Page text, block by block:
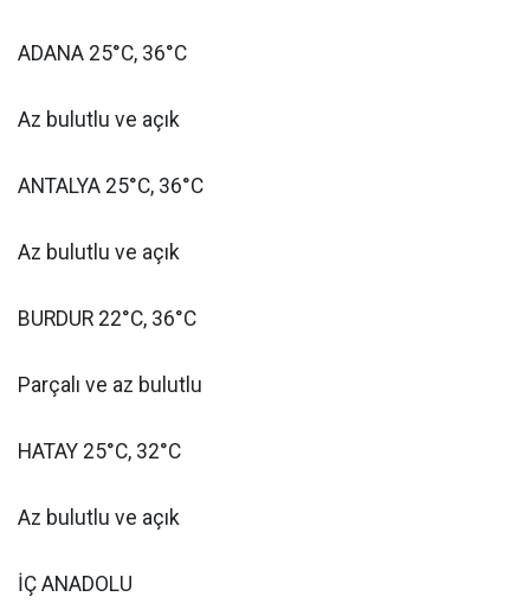
ADANA 25°C, 36°C
Az bulutlu ve açık
ANTALYA 25°C, 36°C
Az bulutlu ve açık
BURDUR 22°C, 36°C
Parçalı ve az bulutlu
HATAY 25°C, 32°C
Az bulutlu ve açık
İÇ ANADOLU